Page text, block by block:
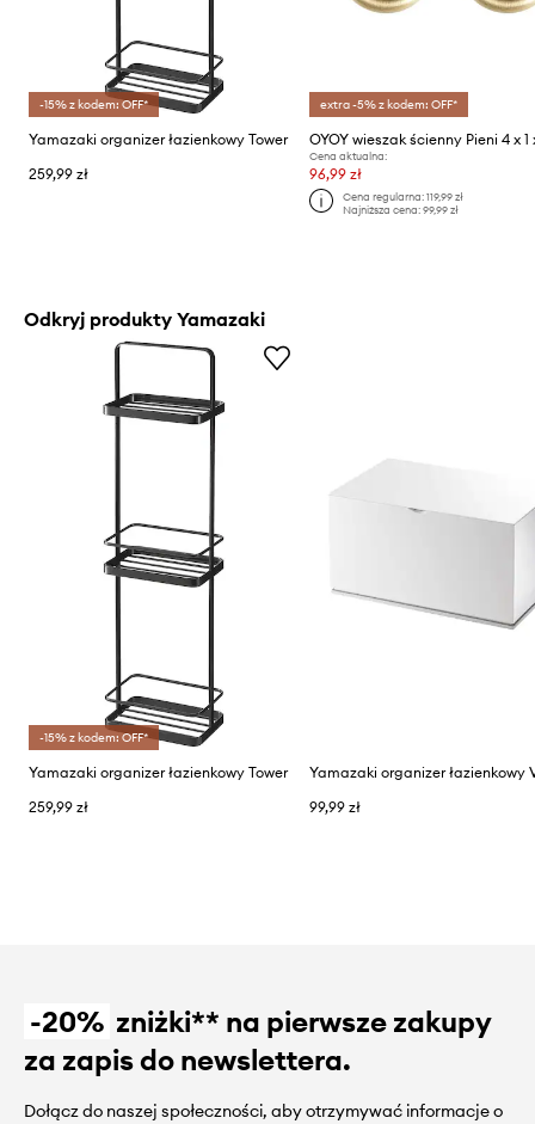
-15% z kodem: OFF*
Yamazaki organizer łazienkowy Tower
259,99 zł
extra -5% z kodem: OFF*
Cena aktualna:
96,99 zł
Cena regularna: 119,99 zł
Najniższa cena: 99,99 zł
Odkryj produkty Yamazaki
-15% z kodem: OFF*
Yamazaki organizer łazienkowy Tower
259,99 zł
99,99 zł
-20% zniżki** na pierwsze zakupy
za zapis do newslettera.
Dołącz do naszej społeczności, aby otrzymywać informacje o